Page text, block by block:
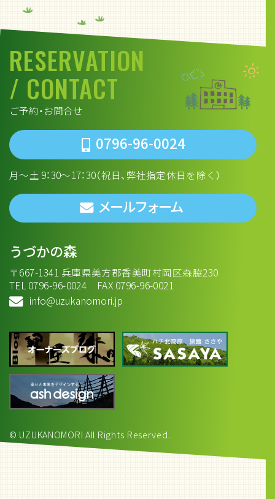
RESERVATION
/ CONTACT
ご予約・お問合せ
0796-96-0024
月～土 9：30～17：30（祝日、弊社指定休日を除く）
メールフォーム
うづかの森
〒667-1341 兵庫県美方郡香美町村岡区森脇230
TEL 0796-96-0024 FAX 0796-96-0021
info@uzukanomori.jp
© UZUKANOMORI All Rights Reserved.